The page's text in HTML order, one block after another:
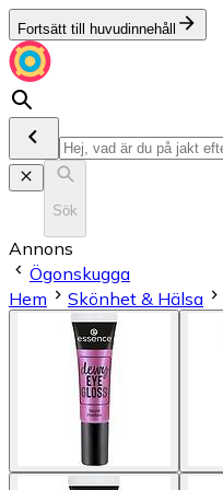
Fortsätt till huvudinnehåll
Sök
Annons
Ögonskugga
Hem
Skönhet & Hälsa